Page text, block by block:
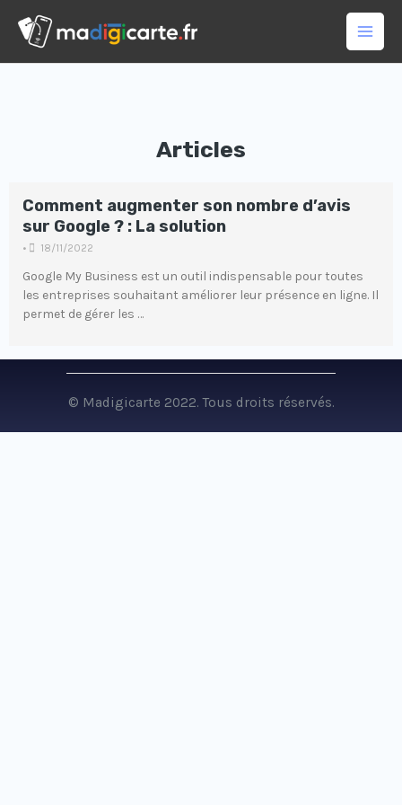
contenu
Main
Articles
Comment augmenter son nombre d’avis
sur Google ? : La solution
• 18/11/2022
Google My Business est un outil indispensable pour toutes
les entreprises souhaitant améliorer leur présence en ligne. Il
permet de gérer les …
© Madigicarte 2022. Tous droits réservés.